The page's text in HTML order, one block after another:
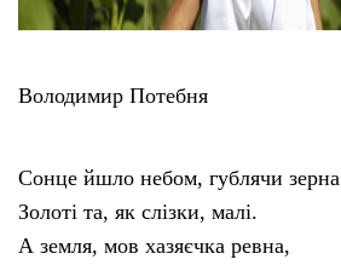
Володимир Потебня
Сонце йшло небом, гублячи зерна
Золоті та, як слізки, малі.
А земля, мов хазяєчка ревна,